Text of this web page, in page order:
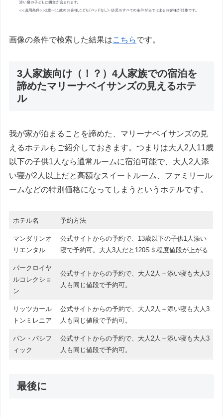
画像の条件で検索した結果はこちらです。
3人家族向け（！？）4人家族での宿泊を
諦めたマリーナベイサンズの見えるホテ
ル
我が家が泊まることを諦めた、マリーナベイサンズの見
えるホテルもご紹介しておきます。つまりは大人2人11歳
以下の子供1人なら通常ルームに宿泊可能で、大人2人添
い寝が2人以上だと高額なスイートルーム、ファミリール
ームなどの特別価格になってしまうというホテルです。
ホテル名 予約方法
マンダリンオ
リエンタル
公式サイトからの予約で、13歳以下の子供1人添い
寝で予約可。大人3人だと120S＄程度値段が上がる
パークロイヤ
ルコレクショ
ン
公式サイトからの予約で、大人2人＋添い寝も大人3
人も同じ値段で予約可。
リッツカール
トンミレニア
公式サイトからの予約で、大人2人＋添い寝も大人3
人も同じ値段で予約可。
パン・パシフ
ィック
公式サイトからの予約で、大人2人＋添い寝も大人3
人も同じ値段で予約可。
最後に